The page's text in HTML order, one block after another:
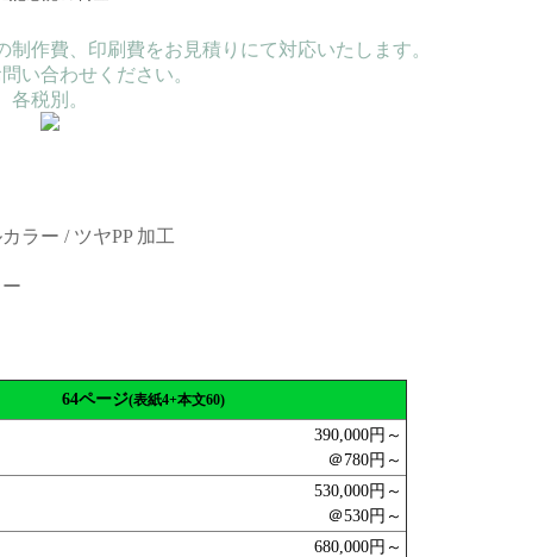
作費、印刷費をお見積りにて対応いたします。
い合わせください。
各税別。
ラー / ツヤPP 加工
64ページ(表紙4+本文60)
390,000円～
＠780円～
530,000円～
＠530円～
680,000円～